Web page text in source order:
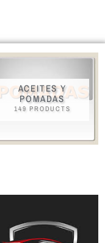
ACEITES Y
POMADAS
149 PRODUCTS